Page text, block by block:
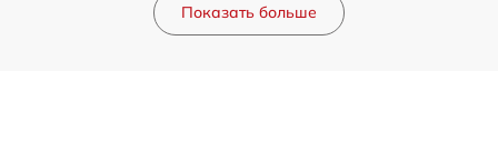
Показать больше